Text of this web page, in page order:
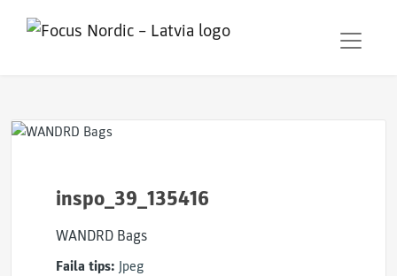
inspo_39_135416
WANDRD Bags
Faila tips: Jpeg